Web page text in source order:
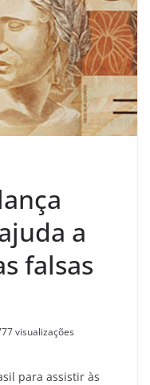
a
falsas
visualizações
para assistir às